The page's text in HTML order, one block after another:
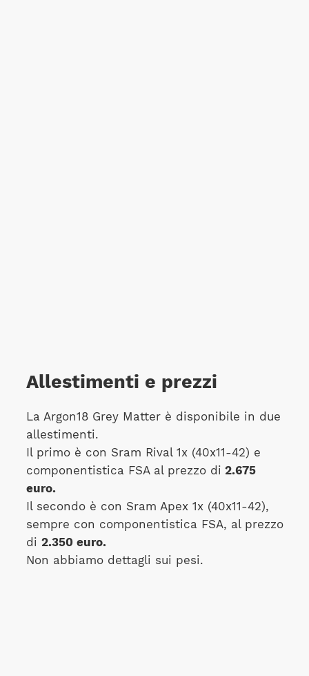
Allestimenti e prezzi
La Argon18 Grey Matter è disponibile in due
allestimenti.
Il primo è con Sram Rival 1x (40x11-42) e
componentistica FSA al prezzo di 2.675
euro.
Il secondo è con Sram Apex 1x (40x11-42),
sempre con componentistica FSA, al prezzo
di 2.350 euro.
Non abbiamo dettagli sui pesi.